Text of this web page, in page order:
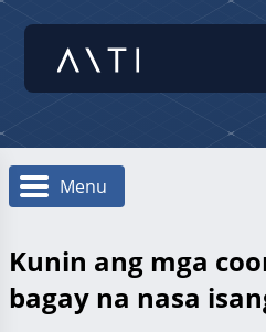
Menu
Kunin ang mga
bagay na nasa